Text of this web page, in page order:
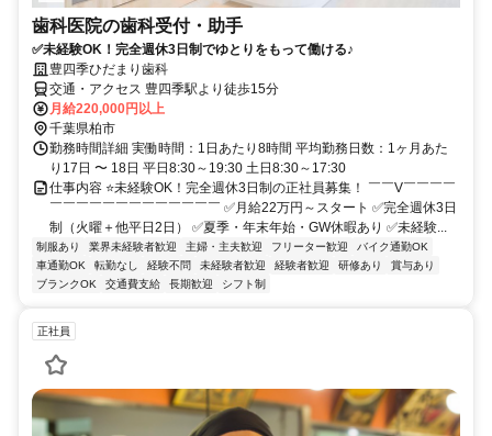
歯科医院の歯科受付・助手
✅未経験OK！完全週休3日制でゆとりをもって働ける♪
豊四季ひだまり歯科
交通・アクセス 豊四季駅より徒歩15分
月給220,000円以上
千葉県柏市
勤務時間詳細 実働時間：1日あたり8時間 平均勤務日数：1ヶ月あた
り17日 〜 18日 平日8:30～19:30 土日8:30～17:30
仕事内容 ⭐未経験OK！完全週休3日制の正社員募集！ ￣￣V￣￣￣￣
￣￣￣￣￣￣￣￣￣￣￣￣￣ ✅月給22万円～スタート ✅完全週休3日
制（火曜＋他平日2日） ✅夏季・年末年始・GW休暇あり ✅未経験...
制服あり 業界未経験者歓迎 主婦・主夫歓迎 フリーター歓迎
バイク通勤OK
車通勤OK
転勤なし 経験不問 未経験者歓迎 経験者歓迎 研修あり
賞与あり
ブランクOK
交通費支給 長期歓迎 シフト制
正社員